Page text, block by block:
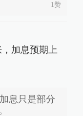
1赞
加息预期上
息只是部分